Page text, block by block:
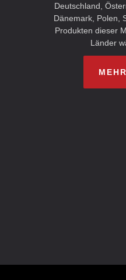
Deutschland,
Dänemark, Polen,
Produkten dieser
Länder